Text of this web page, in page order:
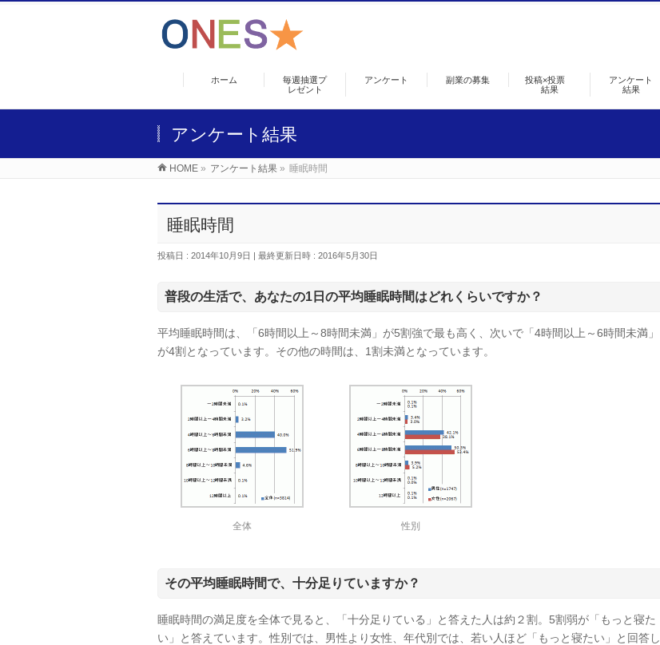
ホーム
毎週抽選プ
レゼント
アンケート 副業の募集
投稿×投票
結果
アンケート
結果
アンケート結果
HOME » アンケート結果 » 睡眠時間
睡眠時間
投稿日 : 2014年10月9日 最終更新日時 : 2016年5月30日
普段の生活で、あなたの1日の平均睡眠時間はどれくらいですか？
平均睡眠時間は、「6時間以上～8時間未満」が5割強で最も高く、次いで「4時間以上～6時間未満」
が4割となっています。その他の時間は、1割未満となっています。
全体 性別
その平均睡眠時間で、十分足りていますか？
睡眠時間の満足度を全体で見ると、「十分足りている」と答えた人は約２割。5割弱が「もっと寝た
い」と答えています。性別では、男性より女性、年代別では、若い人ほど「もっと寝たい」と回答し